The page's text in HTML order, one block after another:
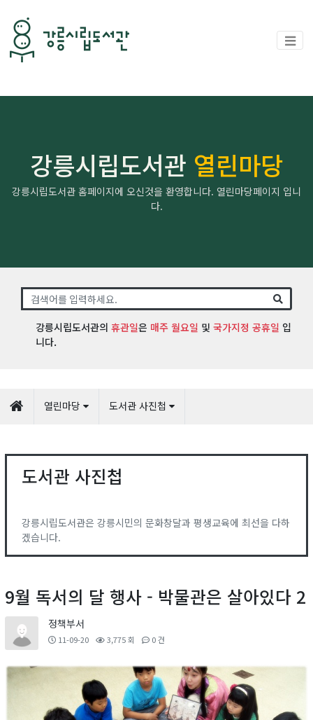
강릉시립도서관 열린마당
강릉시립도서관 홈페이지에 오신것을 환영합니다. 열린마당페이지 입니
다.
강릉시립도서관의 휴관일은 매주 월요일 및 국가지정 공휴일 입
니다.
열린마당 도서관 사진첩
도서관 사진첩
강릉시립도서관은 강릉시민의 문화창달과 평생교육에 최선을 다하
겠습니다.
9월 독서의 달 행사 - 박물관은 살아있다 2
정책부서
11-09-20 3,775 회 0 건